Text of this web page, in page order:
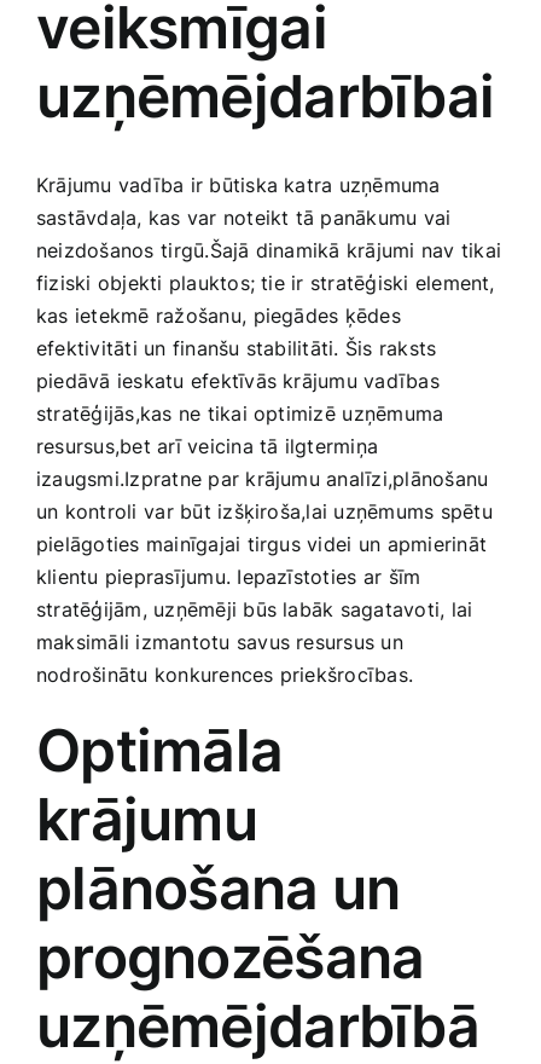
Medicīnas preces
Mobilie telefoni, planšetdatori
Pārtikas preces
Preces birojam
Preces pieaugušajiem
Rotaļlietas, bērnu preces
Smaržas, kosmētika
Sports, tūrisms un atpūta
TV un Sadzīves tehnika
Zoo preces
veiksmīgai
uzņēmējdarbībai
Krājumu vadība ir būtiska katra uzņēmuma
sastāvdaļa, kas var noteikt tā panākumu vai
neizdošanos ⁢tirgū.Šajā dinamikā krājumi nav tikai
fiziski objekti plauktos; tie ir stratēģiski element,
kas ietekmē ražošanu, ⁢piegādes ķēdes
efektivitāti un finanšu stabilitāti. Šis raksts
piedāvā ieskatu efektīvās krājumu vadības
stratēģijās,kas ne tikai optimizē⁣ uzņēmuma
resursus,bet arī veicina tā ilgtermiņa
izaugsmi.Izpratne par krājumu analīzi,plānošanu
un kontroli ⁤var būt‍ izšķiroša,lai uzņēmums spētu
pielāgoties mainīgajai tirgus videi ⁢un apmierināt
klientu pieprasījumu. Iepazīstoties ‍ar⁣ šīm
stratēģijām, uzņēmēji būs labāk sagatavoti, lai
maksimāli izmantotu savus resursus un
nodrošinātu konkurences priekšrocības.
Optimāla
krājumu
plānošana un
prognozēšana
uzņēmējdarbībā